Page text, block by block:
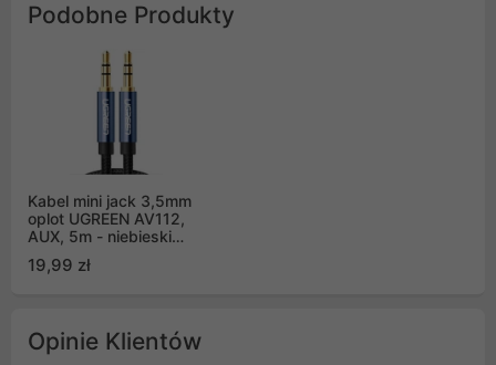
Podobne Produkty
Kabel mini jack 3,5mm
oplot UGREEN AV112,
AUX, 5m - niebieski
(10689)
19,99 zł
Opinie Klientów